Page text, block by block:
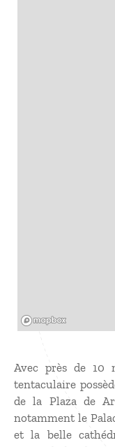
Avec près de 10
tentaculaire
de la Plaza de
notamment le
et la belle